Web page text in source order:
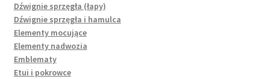
Dźwignie sprzęgła (łapy)
Dźwignie sprzęgła i hamulca
Elementy mocujące
Elementy nadwozia
Emblematy
Etui i pokrowce